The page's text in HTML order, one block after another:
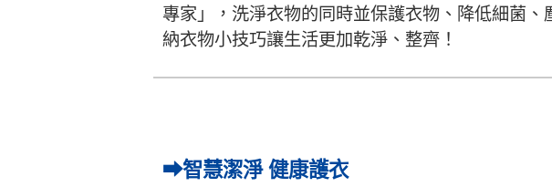
專家」，洗淨衣物的同時並保護衣物、降低細菌
納衣物小技巧讓生活更加乾淨、整齊！
➡智慧潔淨 健康護衣